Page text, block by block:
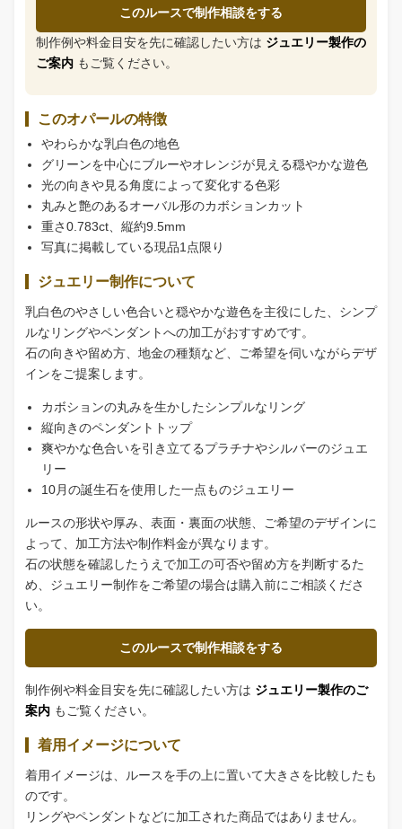
このルースで制作相談をする
制作例や料金目安を先に確認したい方は ジュエリー製作の
ご案内 もご覧ください。
このオパールの特徴
やわらかな乳白色の地色
グリーンを中心にブルーやオレンジが見える穏やかな遊色
光の向きや見る角度によって変化する色彩
丸みと艶のあるオーバル形のカボションカット
重さ0.783ct、縦約9.5mm
写真に掲載している現品1点限り
ジュエリー制作について
乳白色のやさしい色合いと穏やかな遊色を主役にした、シンプ
ルなリングやペンダントへの加工がおすすめです。
石の向きや留め方、地金の種類など、ご希望を伺いながらデザ
インをご提案します。
カボションの丸みを生かしたシンプルなリング
縦向きのペンダントトップ
爽やかな色合いを引き立てるプラチナやシルバーのジュエ
リー
10月の誕生石を使用した一点ものジュエリー
ルースの形状や厚み、表面・裏面の状態、ご希望のデザインに
よって、加工方法や制作料金が異なります。
石の状態を確認したうえで加工の可否や留め方を判断するた
め、ジュエリー制作をご希望の場合は購入前にご相談くださ
い。
このルースで制作相談をする
制作例や料金目安を先に確認したい方は ジュエリー製作のご
案内 もご覧ください。
着用イメージについて
着用イメージは、ルースを手の上に置いて大きさを比較したも
のです。
リングやペンダントなどに加工された商品ではありません。